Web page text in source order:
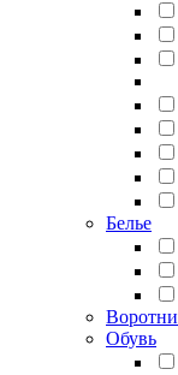
Белье
Обувь